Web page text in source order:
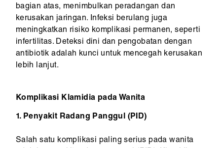
bagian atas, menimbulkan peradangan dan
kerusakan jaringan. Infeksi berulang juga
meningkatkan risiko komplikasi permanen, seperti
infertilitas. Deteksi dini dan pengobatan dengan
antibiotik adalah kunci untuk mencegah kerusakan
lebih lanjut.
Komplikasi Klamidia pada Wanita
1. Penyakit Radang Panggul (PID)
Salah satu komplikasi paling serius pada wanita